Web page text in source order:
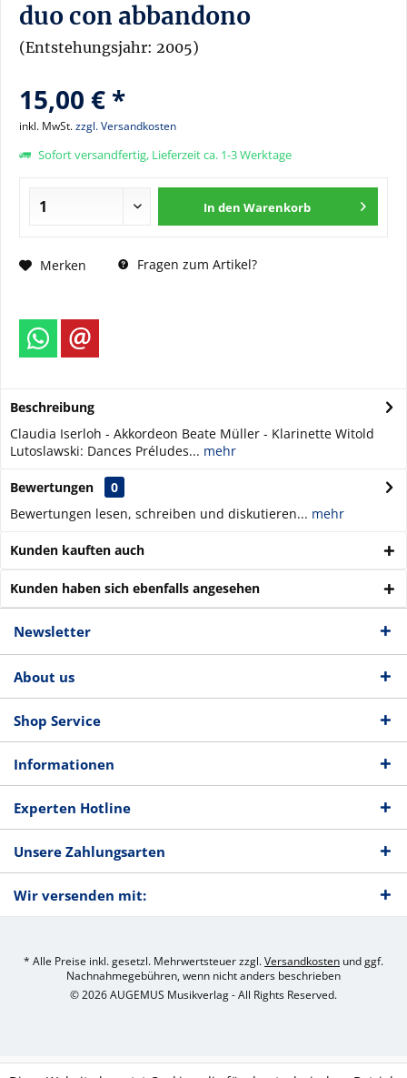
duo con abbandono
(Entstehungsjahr: 2005)
15,00 € *
inkl. MwSt.zzgl. Versandkosten
Sofort versandfertig, Lieferzeit ca. 1-3 Werktage
In den Warenkorb
Merken Fragen zum Artikel?
Beschreibung
Claudia Iserloh - Akkordeon Beate Müller - Klarinette Witold
Lutoslawski: Dances Préludes... mehr
Bewertungen
0
Bewertungen lesen, schreiben und diskutieren... mehr
Kunden kauften auch
Kunden haben sich ebenfalls angesehen
Newsletter
About us
Shop Service
Informationen
Experten Hotline
Unsere Zahlungsarten
Wir versenden mit:
* Alle Preise inkl. gesetzl. Mehrwertsteuer zzgl.Versandkosten und ggf.
Nachnahmegebühren, wenn nicht anders beschrieben
© 2026 AUGEMUS Musikverlag - All Rights Reserved.